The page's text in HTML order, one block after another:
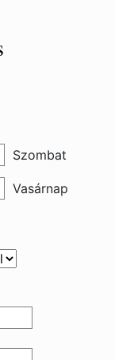
Szombat
Vasárnap